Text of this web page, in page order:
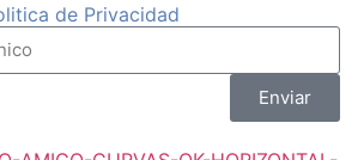
de Privacidad
Enviar